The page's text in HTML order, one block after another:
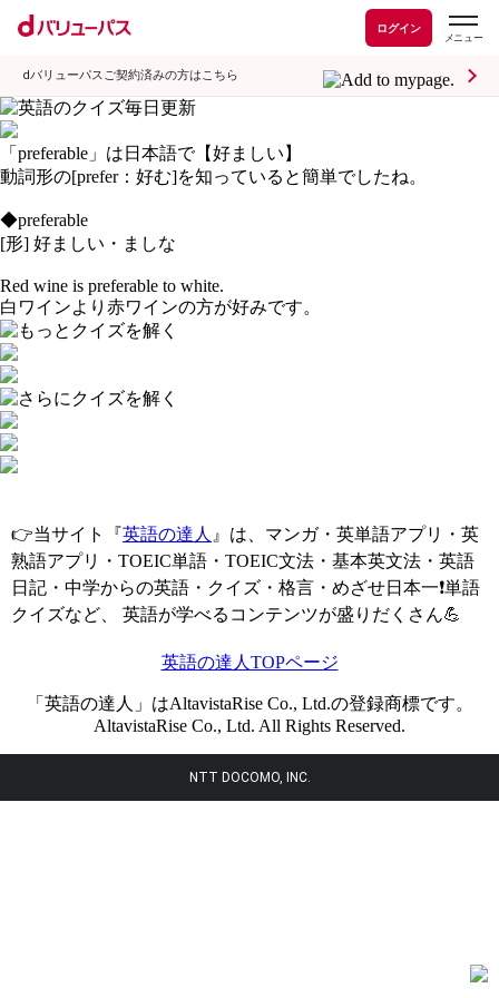
ログイン
dバリューパスご契約済みの方はこちら
「preferable」は日本語で【好ましい】
動詞形の[prefer：好む]を知っていると簡単でしたね。
◆preferable
[形] 好ましい・ましな
Red wine is preferable to white.
白ワインより赤ワインの方が好みです。
👉当サイト『英語の達人 』は、マンガ・英単語アプリ・英
熟語アプリ・TOEIC単語・TOEIC文法・基本英文法・英語
日記・中学からの英語・クイズ・格言・めざせ日本一❗単語
クイズなど、 英語が学べるコンテンツが盛りだくさん💪
英語の達人TOPページ
「英語の達人」はAltavistaRise Co., Ltd.の登録商標です。
AltavistaRise Co., Ltd. All Rights Reserved.
NTT DOCOMO, INC.